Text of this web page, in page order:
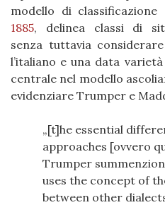
modello di classificazione
1885, delinea classi di
senza tuttavia
l’italiano e una data
centrale nel modello
evidenziare Trumper e
[t]he essential
approaches [ovvero
Trumper
uses the concept of
between other